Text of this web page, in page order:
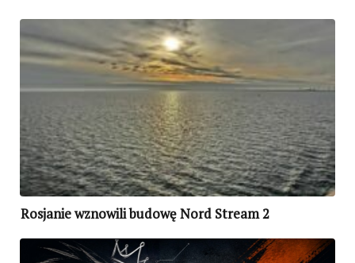
Rosjanie wznowili budowę Nord Stream 2